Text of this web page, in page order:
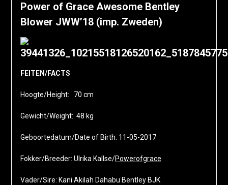
Power of Grace Awesome Bentley
Blower JWW’18 (imp. Zweden)
FEITEN/FACTS
Hoogte/Height: 70 cm
Gewicht/Weight: 48 kg
Geboortedatum/Date of Birth: 11-05-2017
Fokker/Breeder: Ulrika Kallse/Powerofgrace
Vader/Sire: Kani Akilah Dahabu Bentley BJK